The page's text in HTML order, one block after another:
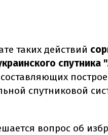
таких действий
спутника
спутниковой
вопрос об